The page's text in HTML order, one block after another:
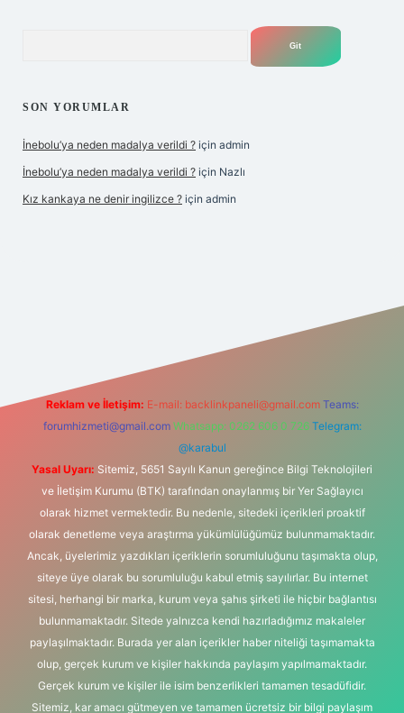
SON YORUMLAR
İnebolu’ya neden madalya verildi ? için admin
İnebolu’ya neden madalya verildi ? için Nazlı
Kız kankaya ne denir ingilizce ? için admin
Reklam ve İletişim: E-mail: backlinkpaneli@gmail.com Teams:
forumhizmeti@gmail.com Whatsapp: 0262 606 0 726 Telegram:
@karabul
Yasal Uyarı: Sitemiz, 5651 Sayılı Kanun gereğince Bilgi Teknolojileri
ve İletişim Kurumu (BTK) tarafından onaylanmış bir Yer Sağlayıcı
olarak hizmet vermektedir. Bu nedenle, sitedeki içerikleri proaktif
olarak denetleme veya araştırma yükümlülüğümüz bulunmamaktadır.
Ancak, üyelerimiz yazdıkları içeriklerin sorumluluğunu taşımakta olup,
siteye üye olarak bu sorumluluğu kabul etmiş sayılırlar. Bu internet
sitesi, herhangi bir marka, kurum veya şahıs şirketi ile hiçbir bağlantısı
bulunmamaktadır. Sitede yalnızca kendi hazırladığımız makaleler
paylaşılmaktadır. Burada yer alan içerikler haber niteliği taşımamakta
olup, gerçek kurum ve kişiler hakkında paylaşım yapılmamaktadır.
Gerçek kurum ve kişiler ile isim benzerlikleri tamamen tesadüfidir.
Sitemiz, kar amacı gütmeyen ve tamamen ücretsiz bir bilgi paylaşım